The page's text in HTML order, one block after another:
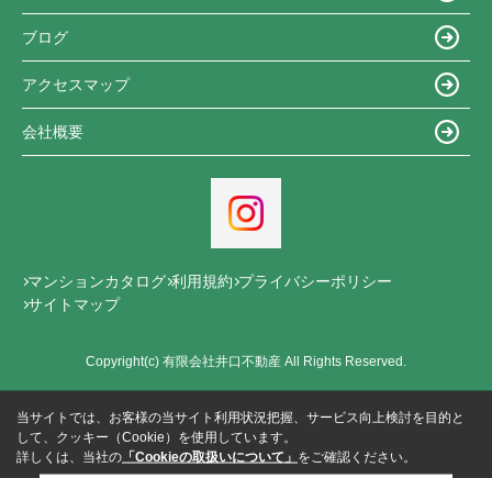
ブログ
アクセスマップ
会社概要
マンションカタログ 利用規約 プライバシーポリシー
サイトマップ
Copyright(c) 有限会社井口不動産 All Rights Reserved.
当サイトでは、お客様の当サイト利用状況把握、サービス向上検討を目的と
して、クッキー（Cookie）を使用しています。
詳しくは、当社の 「Cookieの取扱いについて」 をご確認ください。